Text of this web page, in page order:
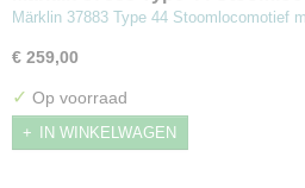
tender
Märklin 37883 Type 44 Stoomlocomotief
€ 259,00
✓ Op voorraad
IN WINKELWAGEN